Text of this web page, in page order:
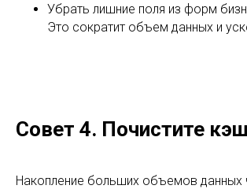
Убрать лишние поля из форм
Это сократит объем данных и
Совет 4. Почистите кэш
Накопление больших объемов данных